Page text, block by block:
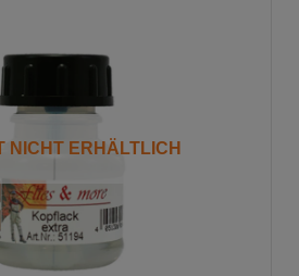
NICHT ERHÄLTLICH